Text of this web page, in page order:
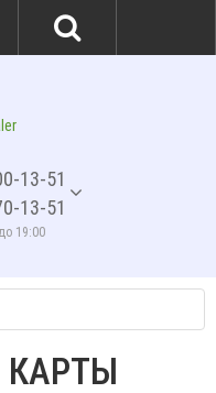
13-51
13-51
19:00
КАРТЫ